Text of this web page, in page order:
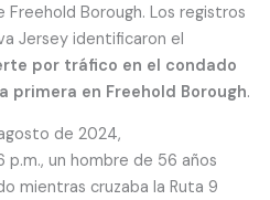
Borough. Los registros
Jersey identificaron el
por tráfico en el condado
primera en Freehold Borough.
de 2024,
un hombre de 56 años
mientras cruzaba la Ruta 9